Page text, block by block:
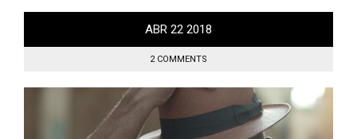
ABR 22 2018
2 COMMENTS